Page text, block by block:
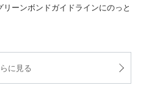
ーンボンドガイドラインにのっと
に見る